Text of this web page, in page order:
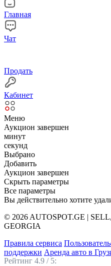
Главная
Чат
Продать
Кабинет
Меню
Аукцион завершен
минут
секунд
Выбрано
Добавить
Аукцион завершен
Скрыть параметры
Все параметры
Вы действительно хотите
© 2026 AUTOSPOT.GE |
GEORGIA
Правила сервиса
поддержки Аренда авто в
Рейтинг 4.9 / 5: